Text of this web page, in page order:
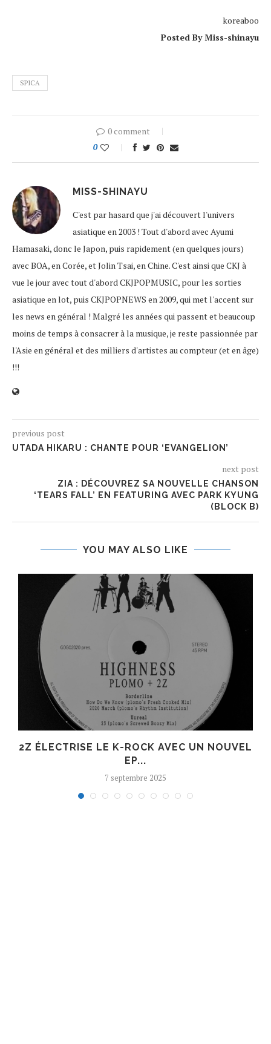
koreaboo
Posted By Miss-shinayu
SPICA
0 comment
0
MISS-SHINAYU
C'est par hasard que j'ai découvert l'univers
asiatique en 2003 ! Tout d'abord avec Ayumi
Hamasaki, donc le Japon, puis rapidement (en quelques jours)
avec BOA, en Corée, et Jolin Tsai, en Chine. C'est ainsi que CKJ à
vue le jour avec tout d'abord CKJPOPMUSIC, pour les sorties
asiatique en lot, puis CKJPOPNEWS en 2009, qui met l'accent sur
les news en général ! Malgré les années qui passent et beaucoup
moins de temps à consacrer à la musique, je reste passionnée par
l'Asie en général et des milliers d'artistes au compteur (et en âge)
!!!
previous post
UTADA HIKARU : CHANTE POUR ‘EVANGELION’
next post
ZIA : DÉCOUVREZ SA NOUVELLE CHANSON
‘TEARS FALL’ EN FEATURING AVEC PARK KYUNG
(BLOCK B)
YOU MAY ALSO LIKE
2Z ÉLECTRISE LE K-ROCK AVEC UN NOUVEL
EP...
7 septembre 2025